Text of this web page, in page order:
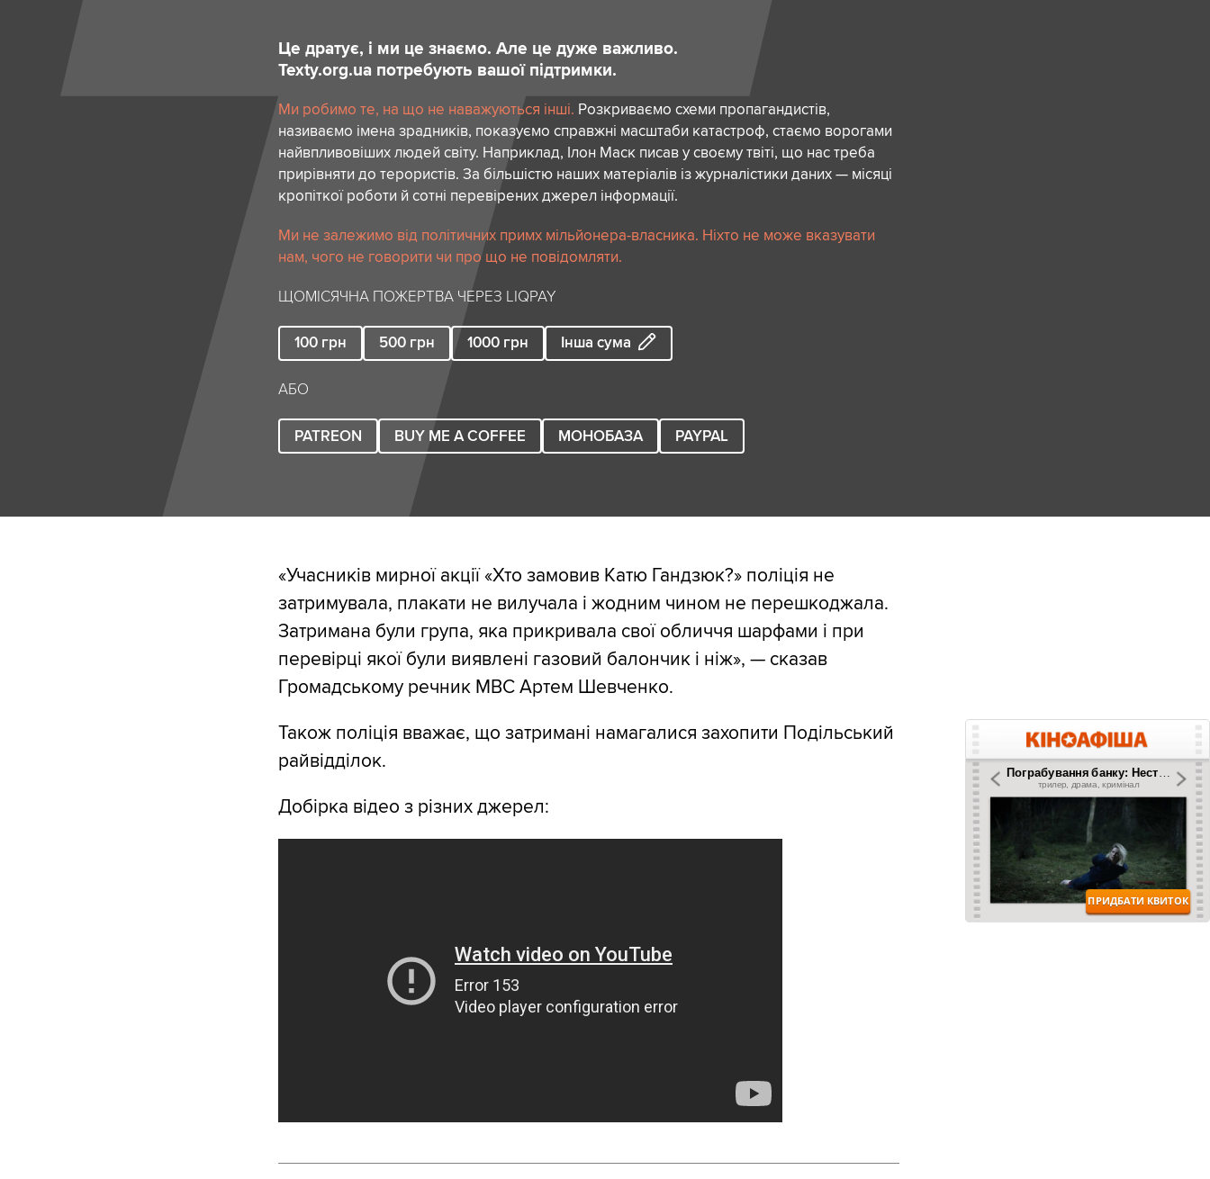
Це дратує, і ми це знаємо. Але це дуже важливо.
Texty.org.ua потребують вашої підтримки.
Ми робимо те, на що не наважуються інші. Розкриваємо схеми пропагандистів,
називаємо імена зрадників, показуємо справжні масштаби катастроф, стаємо ворогами
найвпливовіших людей світу. Наприклад, Ілон Маск писав у своєму твіті, що нас треба
прирівняти до терористів. За більшістю наших матеріалів із журналістики даних — місяці
кропіткої роботи й сотні перевірених джерел інформації.
Ми не залежимо від політичних примх мільйонера-власника. Ніхто не може вказувати
нам, чого не говорити чи про що не повідомляти.
ЩОМІСЯЧНА ПОЖЕРТВА ЧЕРЕЗ LIQPAY
100 грн 500 грн 1000 грн Інша сума
АБО
PATREON BUY ME A COFFEE МОНОБАЗА PAYPAL
«Учасників мирної акції «Хто замовив Катю Гандзюк?» поліція не
затримувала, плакати не вилучала і жодним чином не перешкоджала.
Затримана були група, яка прикривала свої обличчя шарфами і при
перевірці якої були виявлені газовий балончик і ніж», — сказав
Громадському речник МВС Артем Шевченко.
Також поліція вважає, що затримані намагалися захопити Подільський
райвідділок.
Добірка відео з різних джерел: